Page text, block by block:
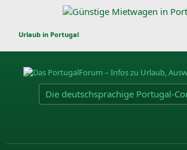
Urlaub in Portugal
Die deutschsprachige Portugal-